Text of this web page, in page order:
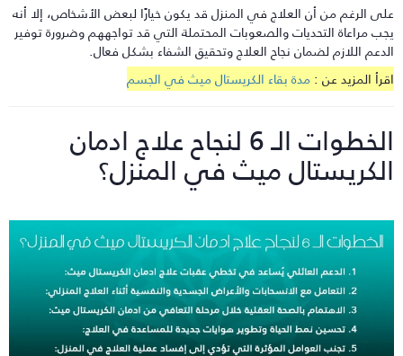
الرغم من أن العلاج في المنزل قد يكون خيارًا لبعض الأشخاص، إلا أنه
مراعاة التحديات والصعوبات المحتملة التي قد تواجههم وضرورة توفير
اللازم لضمان نجاح العلاج وتحقيق الشفاء بشكل فعال.
المزيد عن :مدة بقاء الكريستال ميث في الجسم
الخطوات الـ 6 لنجاح علاج ادمان
ميث في المنزل؟